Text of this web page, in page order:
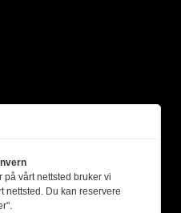
på vårt nettsted bruker vi
nettsted. Du kan reservere